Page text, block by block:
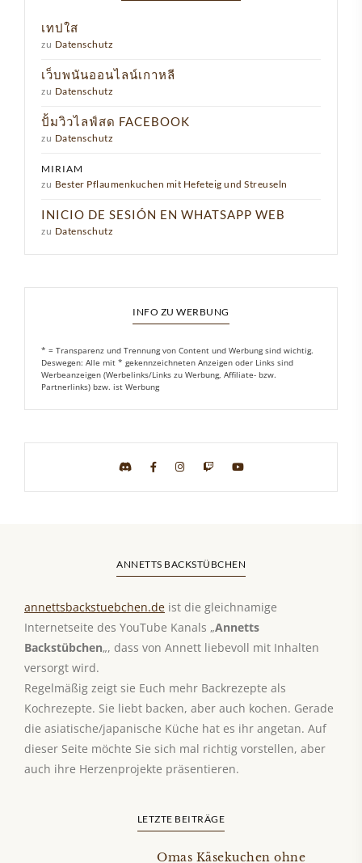
เทปใส
zu Datenschutz
เว็บพนันออนไลน์เกาหลี
zu Datenschutz
ปั้มวิวไลฟ์สด FACEBOOK
zu Datenschutz
MIRIAM
zu Bester Pflaumenkuchen mit Hefeteig und Streuseln
INICIO DE SESIÓN EN WHATSAPP WEB
zu Datenschutz
INFO ZU WERBUNG
* = Transparenz und Trennung von Content und Werbung sind wichtig.
Deswegen: Alle mit * gekennzeichneten Anzeigen oder Links sind
Werbeanzeigen (Werbelinks/Links zu Werbung, Affiliate- bzw.
Partnerlinks) bzw. ist Werbung
ANNETTS BACKSTÜBCHEN
annettsbackstuebchen.de ist die gleichnamige
Internetseite des YouTube Kanals „Annetts
Backstübchen„, dass von Annett liebevoll mit Inhalten
versorgt wird.
Regelmäßig zeigt sie Euch mehr Backrezepte als
Kochrezepte. Sie liebt backen, aber auch kochen. Gerade
die asiatische/japanische Küche hat es ihr angetan. Auf
dieser Seite möchte Sie sich mal richtig vorstellen, aber
auch ihre Herzenprojekte präsentieren.
LETZTE BEITRÄGE
Omas Käsekuchen ohne